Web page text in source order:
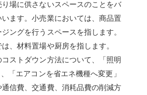
場に供さないスペースのことをバ
ます。小売業においては、商品置
ングを行うスペースを指します。
、材料置場や厨房を指します。
ストダウン方法について、「照明
「エアコンを省エネ機種へ変更」
信費、交通費、消耗品費の削減方